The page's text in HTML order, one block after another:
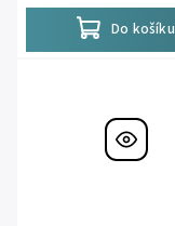
Do košíku